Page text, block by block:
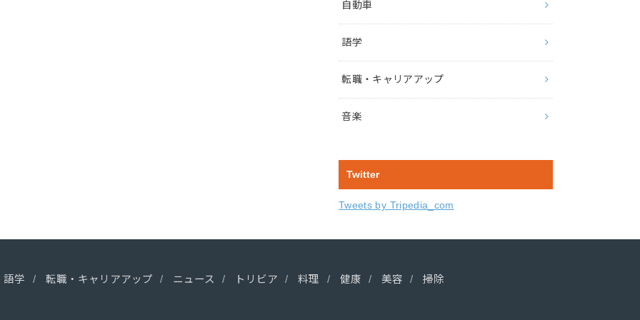
自動車
語学
転職・キャリアアップ
音楽
Twitter
Tweets by Tripedia_com
語学 転職・キャリアアップ ニュース トリビア 料理 健康 美容 掃除